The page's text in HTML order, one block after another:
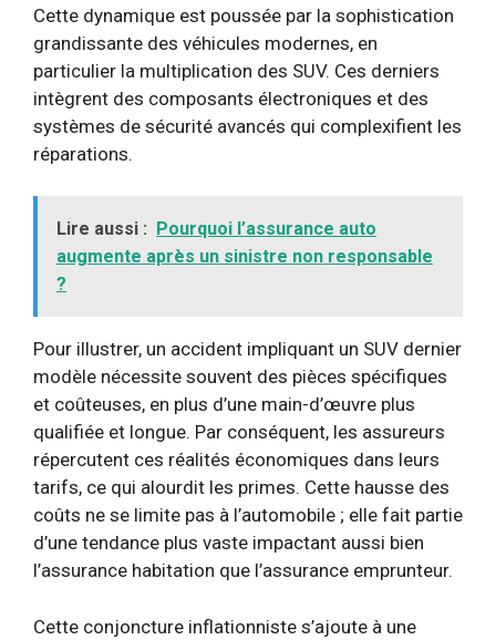
Cette dynamique est poussée par la sophistication
grandissante des véhicules modernes, en
particulier la multiplication des SUV. Ces derniers
intègrent des composants électroniques et des
systèmes de sécurité avancés qui complexifient les
réparations.
Lire aussi : Pourquoi l’assurance auto
augmente après un sinistre non responsable
?
Pour illustrer, un accident impliquant un SUV dernier
modèle nécessite souvent des pièces spécifiques
et coûteuses, en plus d’une main-d’œuvre plus
qualifiée et longue. Par conséquent, les assureurs
répercutent ces réalités économiques dans leurs
tarifs, ce qui alourdit les primes. Cette hausse des
coûts ne se limite pas à l’automobile ; elle fait partie
d’une tendance plus vaste impactant aussi bien
l’assurance habitation que l’assurance emprunteur.
Cette conjoncture inflationniste s’ajoute à une